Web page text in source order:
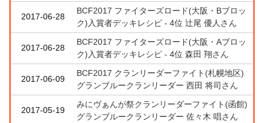
2017-06-28
BCF2017 ファイターズロード(大阪・Bブロッ
ク)入賞者デッキレシピ - 4位 辻尾 優人さん
2017-06-28
BCF2017 ファイターズロード(大阪・Aブロッ
ク)入賞者デッキレシピ - 4位 森田 翔さん
2017-06-09
BCF2017 クランリーダーファイト(札幌地区)
グランブルークランリーダー 西田 将司さん
2017-05-19
みにヴぁんが祭クランリーダーファイト(函館)
グランブルークランリーダー 佐々木 唱さん